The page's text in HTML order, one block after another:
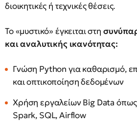
διοικητικές ή τεχνικές θέσεις.
Το «μυστικό» έγκειται στη
και αναλυτικής ικανότητας:
Γνώση Python για καθαρισμό,
και οπτικοποίηση δεδομένων
Χρήση εργαλείων Big Data
Spark, SQL, Airflow